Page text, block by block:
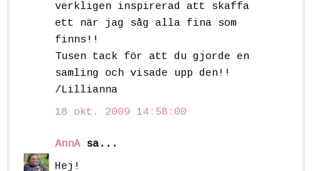
verkligen inspirerad att skaffa
ett när jag såg alla fina som
finns!!
Tusen tack för att du gjorde en
samling och visade upp den!!
/Lillianna
18 okt. 2009 14:58:00
AnnAsa...
Hej!